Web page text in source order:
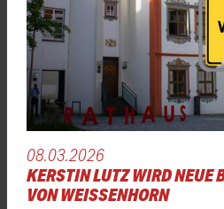
08.03.2026
KERSTIN LUTZ WIRD NEUE
VON WEISSENHORN